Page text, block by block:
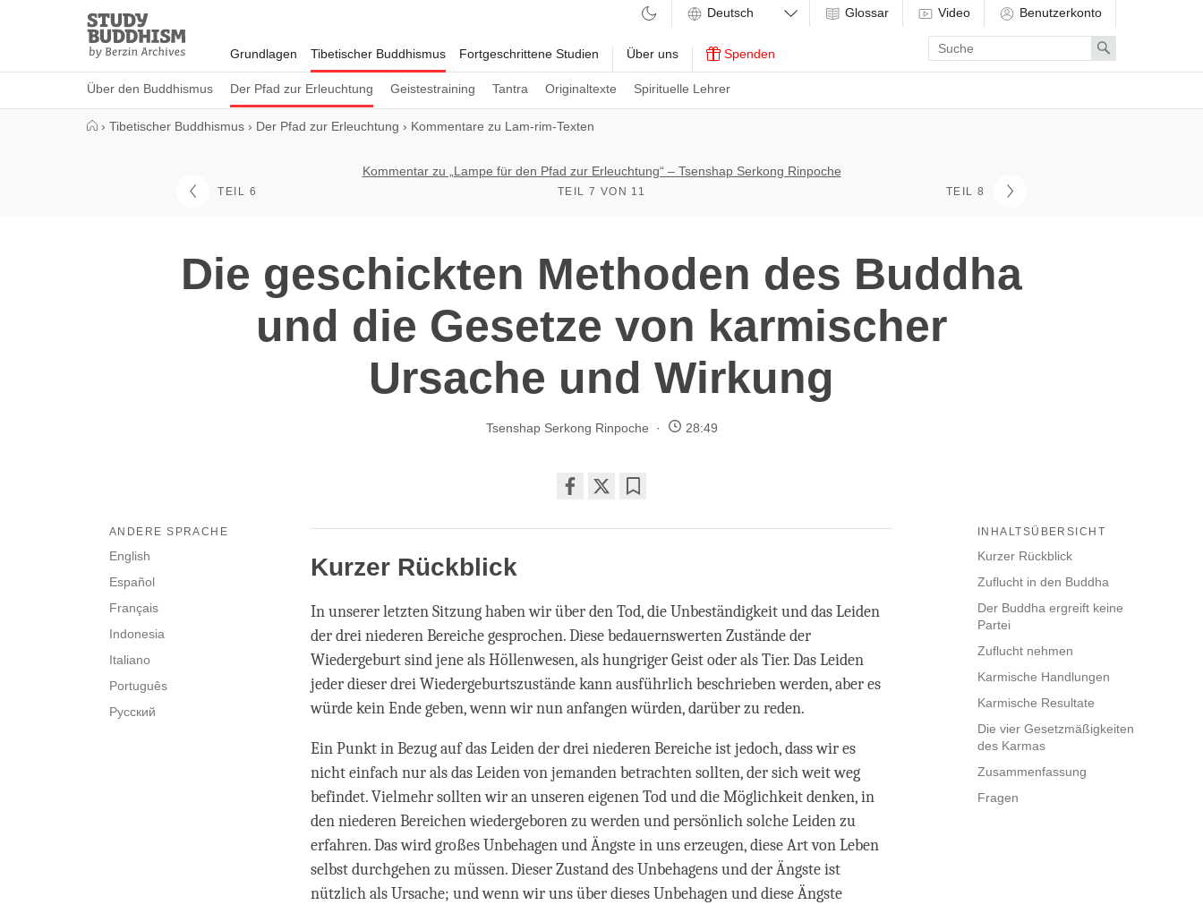
Study
Buddhism
Home
Grundlagen Tibetischer Buddhismus
Über den Buddhismus Der Pfad zur Erleuchtung Geistestraining Tantra Originaltexte Spirituelle Lehrer
Fortgeschrittene Studien Über uns Spenden
Glossar Video Benutzerkonto
Enter
search
term
Search
› Tibetischer Buddhismus › Der Pfad zur Erleuchtung › Kommentare zu Lam-rim-Texten
TEIL 6
Kommentar zu „Lampe für den Pfad zur Erleuchtung“ – Tsenshap Serkong Rinpoche
TEIL 7 VON 11 TEIL 8
Die geschickten Methoden des Buddha
und die Gesetze von karmischer
Ursache und Wirkung
Tsenshap Serkong Rinpoche 28:49
on
INHALTSÜBERSICHT
Kurzer Rückblick
Zuflucht in den Buddha
Der Buddha ergreift keine
Partei
Zuflucht nehmen
Karmische Handlungen
Karmische Resultate
Die vier Gesetzmäßigkeiten
des Karmas
Zusammenfassung
Fragen
ANDERE SPRACHE
English
Español
Français
Indonesia
Italiano
Português
Русский
Kurzer Rückblick
In unserer letzten Sitzung haben wir über den Tod, die Unbeständigkeit und das Leiden
der drei niederen Bereiche gesprochen. Diese bedauernswerten Zustände der
Wiedergeburt sind jene als Höllenwesen, als hungriger Geist oder als Tier. Das Leiden
jeder dieser drei Wiedergeburtszustände kann ausführlich beschrieben werden, aber es
würde kein Ende geben, wenn wir nun anfangen würden, darüber zu reden.
Ein Punkt in Bezug auf das Leiden der drei niederen Bereiche ist jedoch, dass wir es
nicht einfach nur als das Leiden von jemanden betrachten sollten, der sich weit weg
befindet. Vielmehr sollten wir an unseren eigenen Tod und die Möglichkeit denken, in
den niederen Bereichen wiedergeboren zu werden und persönlich solche Leiden zu
erfahren. Das wird großes Unbehagen und Ängste in uns erzeugen, diese Art von Leben
selbst durchgehen zu müssen. Dieser Zustand des Unbehagens und der Ängste ist
nützlich als Ursache; und wenn wir uns über dieses Unbehagen und diese Ängste